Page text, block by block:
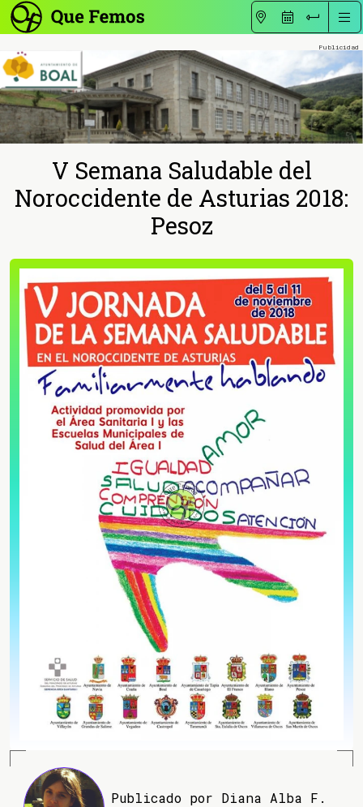
V Semana Saludable del
Noroccidente de Asturias 2018:
Pesoz
Publicado por Diana Alba F.